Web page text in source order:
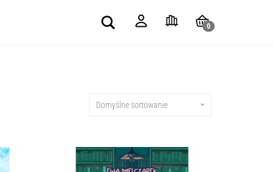
Search
0
Domyślne sortowanie